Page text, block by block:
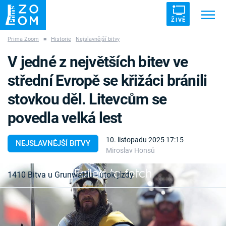
ŽIVĚ
ZÁHADY VETŘELCI DÁVNOVĚKU
Témata
Témata
Pořady
TV Program
Prima Zoom ■ Historie Nejslavnější bitvy
NEJSLAVNĚJŠÍ BITVY
10. listopadu 2025 17:15
Miroslav Honsů
V jedné z největších bitev ve
střední Evropě se křižáci bránili
stovkou děl. Litevcům se
povedla velká lest
Failed to fetch
1410 Bitva u Grunwaldu - útok jízdy
Byla to jedna z největších bitev, jaké se kdy strhly